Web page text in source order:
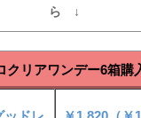
ら ↓
クリアワンデー6箱購